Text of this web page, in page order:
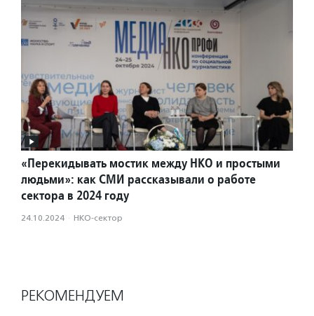
«Перекидывать мостик между НКО и простыми
людьми»: как СМИ рассказывали о работе
сектора в 2024 году
24.10.2024 · НКО-сектор
РЕКОМЕНДУЕМ